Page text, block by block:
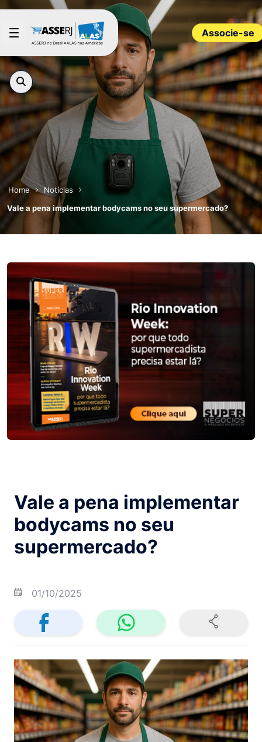
Pular para o Conteúdo principal
Associe-se
Home
Notícias
Vale a pena implementar bodycams no seu supermercado?
Vale a pena implementar
bodycams no seu
supermercado?
01/10/2025